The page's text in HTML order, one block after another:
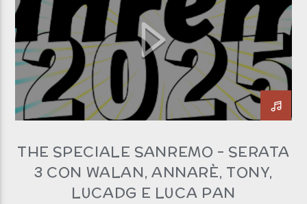
THE SPECIALE SANREMO – SERATA
3 CON WALAN, ANNARÈ, TONY,
LUCADG E LUCA PAN